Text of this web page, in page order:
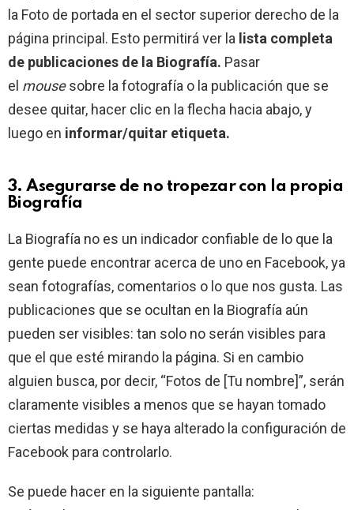
la Foto de portada en el sector superior derecho de la
página principal. Esto permitirá ver la lista completa
de publicaciones de la Biografía. Pasar
el mousesobre la fotografía o la publicación que se
desee quitar, hacer clic en la flecha hacia abajo, y
luego en informar/quitar etiqueta.
3. Asegurarse de no tropezar con la propia
Biografía
La Biografía no es un indicador confiable de lo que la
gente puede encontrar acerca de uno en Facebook, ya
sean fotografías, comentarios o lo que nos gusta. Las
publicaciones que se ocultan en la Biografía aún
pueden ser visibles: tan solo no serán visibles para
que el que esté mirando la página. Si en cambio
alguien busca, por decir, “Fotos de [Tu nombre]”, serán
claramente visibles a menos que se hayan tomado
ciertas medidas y se haya alterado la configuración de
Facebook para controlarlo.
Se puede hacer en la siguiente pantalla: